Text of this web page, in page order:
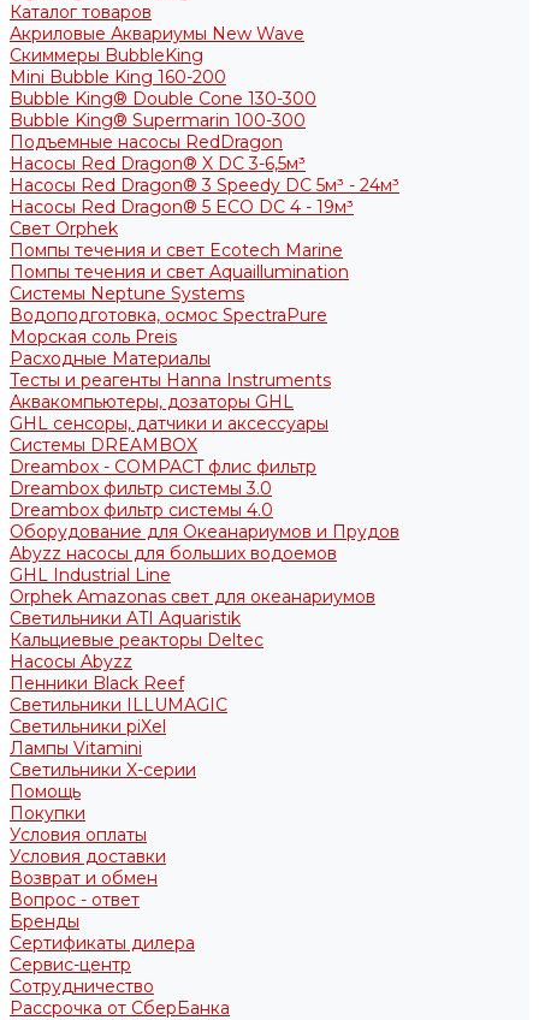
Каталог товаров
Акриловые Аквариумы New Wave
Скиммеры BubbleKing
Mini Bubble King 160-200
Bubble King® Double Cone 130-300
Bubble King® Supermarin 100-300
Подъемные насосы RedDragon
Насосы Red Dragon® X DC 3-6,5м³
Насосы Red Dragon® 3 Speedy DC 5м³ - 24м³
Насосы Red Dragon® 5 ECO DC 4 - 19м³
Свет Orphek
Помпы течения и свет Ecotech Marine
Помпы течения и свет Aquaillumination
Системы Neptune Systems
Водоподготовка, осмос SpectraPure
Морская соль Preis
Расходные Материалы
Тесты и реагенты Hanna Instruments
Аквакомпьютеры, дозаторы GHL
GHL сенсоры, датчики и аксессуары
Системы DREAMBOX
Dreambox - COMPACT флис фильтр
Dreambox фильтр системы 3.0
Dreambox фильтр системы 4.0
Оборудование для Океанариумов и Прудов
Abyzz насосы для больших водоемов
GHL Industrial Line
Orphek Amazonas свет для океанариумов
Светильники ATI Aquaristik
Кальциевые реакторы Deltec
Насосы Abyzz
Пенники Black Reef
Светильники ILLUMAGIC
Светильники piXel
Лампы Vitamini
Светильники X-серии
Помощь
Покупки
Условия оплаты
Условия доставки
Возврат и обмен
Вопрос - ответ
Бренды
Сертификаты дилера
Сервис-центр
Сотрудничество
Рассрочка от СберБанка